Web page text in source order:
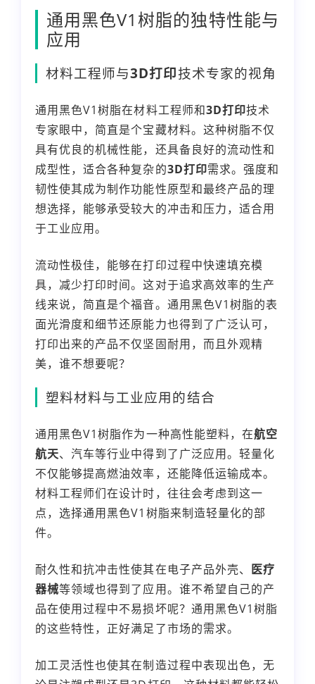
通用黑色V1树脂的独特性能与
应用
材料工程师与3D打印技术专家的视角
通用黑色V1树脂在材料工程师和3D打印技术
专家眼中，简直是个宝藏材料。这种树脂不仅
具有优良的机械性能，还具备良好的流动性和
成型性，适合各种复杂的3D打印需求。强度和
韧性使其成为制作功能性原型和最终产品的理
想选择，能够承受较大的冲击和压力，适合用
于工业应用。
流动性极佳，能够在打印过程中快速填充模
具，减少打印时间。这对于追求高效率的生产
线来说，简直是个福音。通用黑色V1树脂的表
面光滑度和细节还原能力也得到了广泛认可，
打印出来的产品不仅坚固耐用，而且外观精
美，谁不想要呢？
塑料材料与工业应用的结合
通用黑色V1树脂作为一种高性能塑料，在航空
航天、汽车等行业中得到了广泛应用。轻量化
不仅能够提高燃油效率，还能降低运输成本。
材料工程师们在设计时，往往会考虑到这一
点，选择通用黑色V1树脂来制造轻量化的部
件。
耐久性和抗冲击性使其在电子产品外壳、 医疗
器械等领域也得到了应用。谁不希望自己的产
品在使用过程中不易损坏呢？通用黑色V1树脂
的这些特性，正好满足了市场的需求。
加工灵活性也使其在制造过程中表现出色，无